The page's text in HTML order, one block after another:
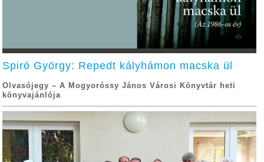
Spiró György: Repedt kályhámon macska ül
Olvasójegy – A Mogyoróssy János Városi Könyvtár heti
könyvajánlója